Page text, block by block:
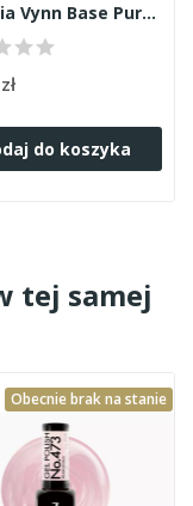
Victoria Vynn Base Pure 8ml
do koszyka
tej samej
Obecnie brak na stanie